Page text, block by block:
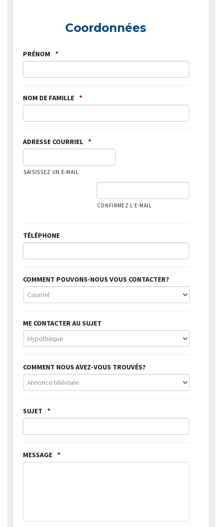
Coordonnées
PRÉNOM *
NOM DE FAMILLE *
ADRESSE COURRIEL *
SAISISSEZ UN E-MAIL
CONFIRMEZ L’E-MAIL
TÉLÉPHONE
COMMENT POUVONS-NOUS VOUS CONTACTER?
ME CONTACTER AU SUJET
COMMENT NOUS AVEZ-VOUS TROUVÉS?
SUJET *
MESSAGE *